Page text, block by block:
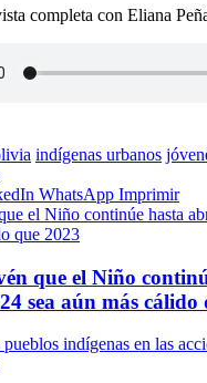
completa con Eliana
indígenas urbanos
WhatsApp Imprimir
el Niño continúe hasta
que 2023
que el Niño
sea aún más cálido
indígenas en las